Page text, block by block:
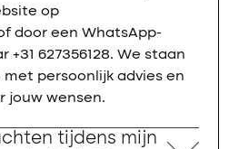
op
door een WhatsApp-
627356128. We staan
persoonlijk advies en
jouw wensen.
tijdens mijn